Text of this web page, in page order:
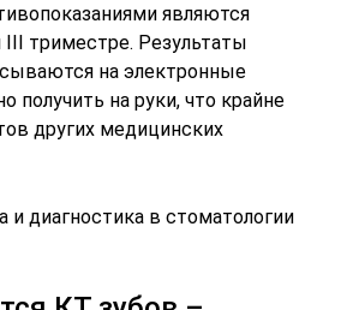
являются
триместре. Результаты
на электронные
получить на руки, что крайне
других медицинских
и диагностика в стоматологии